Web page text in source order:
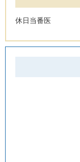
休日当番医